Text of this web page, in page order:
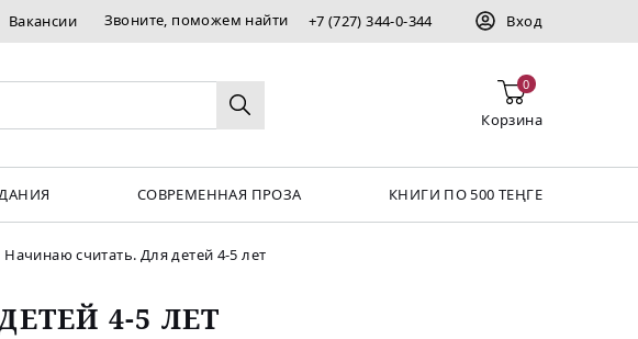
Вакансии Звоните, поможем найти +7 (727) 344-0-344 Вход
0
Корзина
СОВРЕМЕННАЯ ПРОЗА КНИГИ ПО 500 ТЕҢГЕ
Начинаю считать. Для детей 4-5 лет
4-5 ЛЕТ